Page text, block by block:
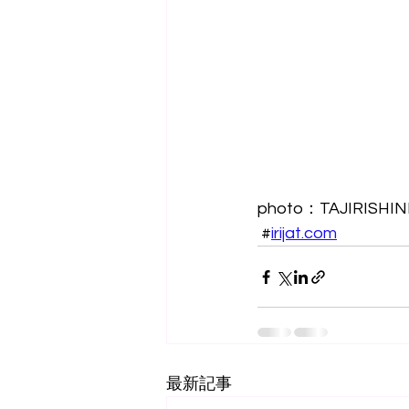
photo：
#irijat.com
最新記事